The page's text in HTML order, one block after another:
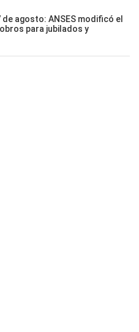
de agosto: ANSES modificó el
para jubilados y